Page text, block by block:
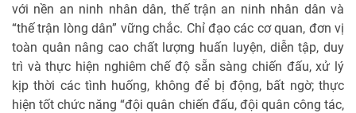
với nền an ninh nhân dân, thế trận an ninh nhân dân và
“thế trận lòng dân” vững chắc. Chỉ đạo các cơ quan, đơn vị
toàn quân nâng cao chất lượng huấn luyện, diễn tập, duy
trì và thực hiện nghiêm chế độ sẵn sàng chiến đấu, xử lý
kịp thời các tình huống, không để bị động, bất ngờ; thực
hiện tốt chức năng “đội quân chiến đấu, đội quân công tác,